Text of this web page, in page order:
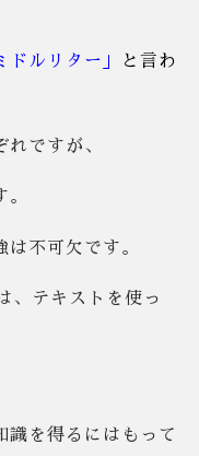
ドルリター」
と言わ
ですが、
不可欠です。
、テキストを使っ
識を得るにはもって